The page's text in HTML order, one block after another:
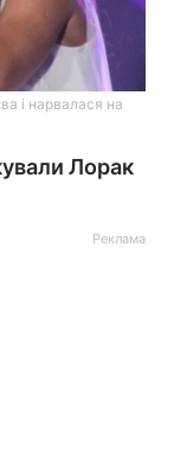
і нарвалася на
Лорак
Реклама